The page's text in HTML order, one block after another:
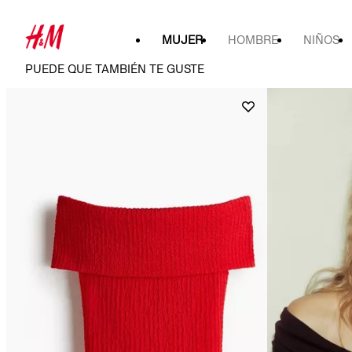
MUJER HOMBRE NIÑOS
PUEDE QUE TAMBIÉN TE GUSTE